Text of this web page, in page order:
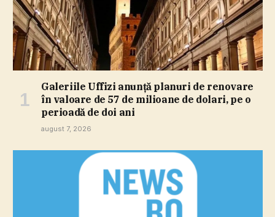
Galeriile Uffizi anunţă planuri de renovare
în valoare de 57 de milioane de dolari, pe o
perioadă de doi ani
august 7, 2026